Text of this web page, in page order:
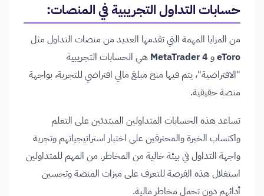
حسابات التداول التجريبية في المنصات:
من المزايا المهمة التي تقدمها العديد من منصات التداول مثل
eToroو
هي الحسابات التجريبية
"الافتراضية"، يتم فيها منح مبلغ مالي افتراضي للتجربة، بواجهة
منصة حقيقية.
تساعد هذه الحسابات المتداولين المبتدئين على التعلم
واكتساب الخبرة والمحترفين على اختبار استراتيجياتهم وتجربة
واجهة التداول في بيئة خالية من المخاطر. من المهم للمتداولين
استغلال هذه الفرصة للتعرف على ميزات المنصة وتحسين
أدائهم دون تحمل مخاطر مالية.